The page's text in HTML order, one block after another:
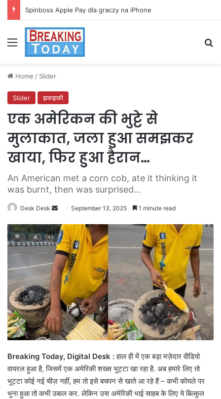
Spinboss Apple Pay dla graczy na iPhone
Menu
Home / Slider
Slider झकझकी
एक अमेरिकन की भुट्टे से
मुलाकात, जला हुआ समझकर
खाया, फिर हुआ हैरान…
An American met a corn cob, ate it thinking it
was burnt, then was surprised...
Desk Desk
Send
email
September 13, 2025 1 minute read
Breaking Today, Digital Desk :हाल ही में एक बड़ा मज़ेदार वीडियो
वायरल हुआ है, जिसमें एक अमेरिकी शख्स भुट्टा खा रहा है. अब हमारे लिए तो
भुट्टा कोई नई चीज़ नहीं, हम तो इसे बचपन से खाते आ रहे हैं – कभी कोयले पर
भुना हुआ तो कभी उबाल कर. लेकिन उस अमेरिकी भाई साहब के लिए ये बिल्कुल